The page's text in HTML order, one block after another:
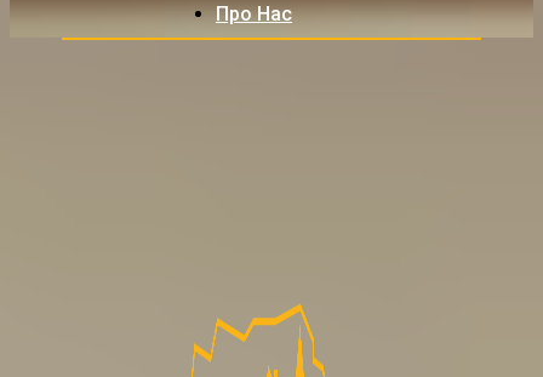
Про Нас